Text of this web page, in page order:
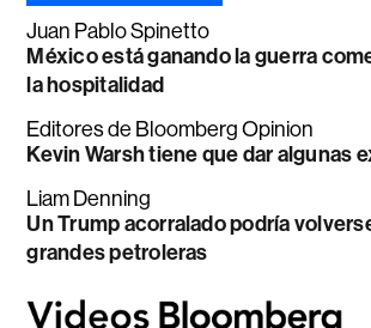
Juan Pablo Spinetto
México está ganando la guerra
la hospitalidad
Editores de Bloomberg Opinion
Kevin Warsh tiene que dar algunas
Liam Denning
Un Trump acorralado podría
grandes petroleras